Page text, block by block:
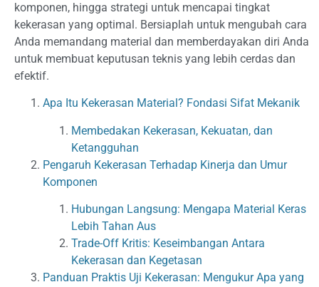
komponen, hingga strategi untuk mencapai tingkat
kekerasan yang optimal. Bersiaplah untuk mengubah cara
Anda memandang material dan memberdayakan diri Anda
untuk membuat keputusan teknis yang lebih cerdas dan
efektif.
Apa Itu Kekerasan Material? Fondasi Sifat Mekanik
Membedakan Kekerasan, Kekuatan, dan
Ketangguhan
Pengaruh Kekerasan Terhadap Kinerja dan Umur
Komponen
Hubungan Langsung: Mengapa Material Keras
Lebih Tahan Aus
Trade-Off Kritis: Keseimbangan Antara
Kekerasan dan Kegetasan
Panduan Praktis Uji Kekerasan: Mengukur Apa yang